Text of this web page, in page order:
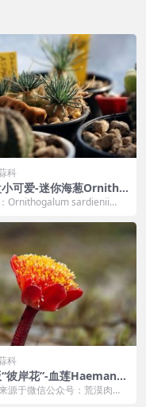
科
可爱-迷你海葱Ornitho
sardienii
Ornithogalum sardienii
科
彼岸花”-血莲Haemanth
源于微信公众号：荒漠肉植